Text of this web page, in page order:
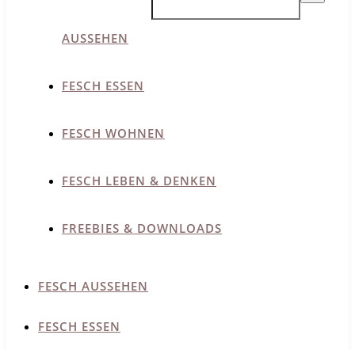
AUSSEHEN
FESCH ESSEN
FESCH WOHNEN
FESCH LEBEN & DENKEN
FREEBIES & DOWNLOADS
FESCH AUSSEHEN
FESCH ESSEN